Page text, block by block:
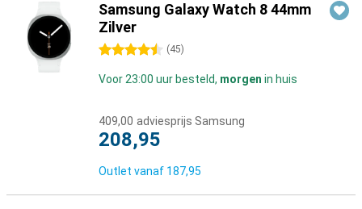
Samsung Galaxy Watch 8 44mm
Zilver
4.5 sterren (45)
Voor 23:00 uur besteld, morgen in huis
409,00 adviesprijs Samsung
208,95
Outlet vanaf 187,95